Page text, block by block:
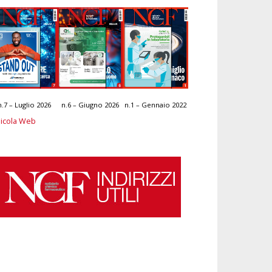
– Luglio 2026 n.6 – Giugno 2026 n.1 – Gennaio 2022
Web